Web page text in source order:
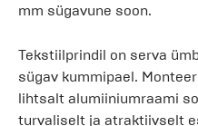
mm sügavune soon.
Tekstiilprindil on serva
sügav kummipael.
lihtsalt alumiiniumraami
turvaliselt ja atraktiivselt